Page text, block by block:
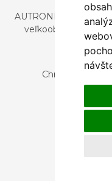
AUTRONIC, s.r.o. je
veľkoobchodným
Chrustenice
Nová